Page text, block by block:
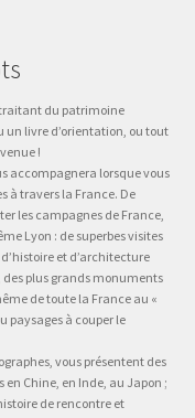
du patrimoine
un livre d’orientation, ou tout
!
accompagnera lorsque vous
à travers la France. De
les campagnes de France,
Lyon : de superbes visites
et d’architecture
plus grands monuments
de toute la France au «
paysages à couper le
vous présentent des
Chine, en Inde, au Japon ;
de rencontre et